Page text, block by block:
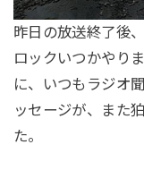
昨日の放送終了後
ロックいつかやり
に、いつもラジオ
ッセージが、また
た。